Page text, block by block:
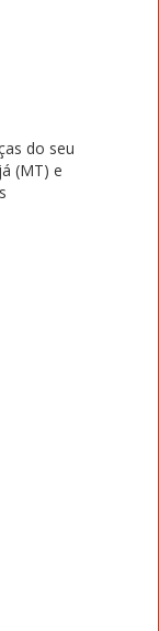
do seu
(MT) e